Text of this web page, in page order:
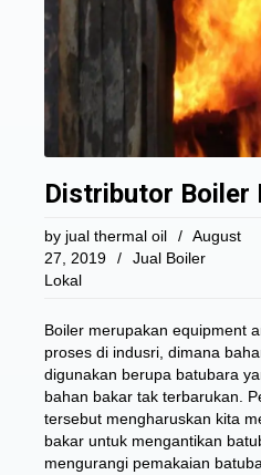
Distributor Boiler
by jual thermal oil / August
27, 2019
/
Jual Boiler
Lokal
Boiler merupakan equipment
proses di indusri, dimana
digunakan berupa batubara
bahan bakar tak terbarukan.
tersebut mengharuskan kita
bakar untuk mengantikan
mengurangi pemakaian